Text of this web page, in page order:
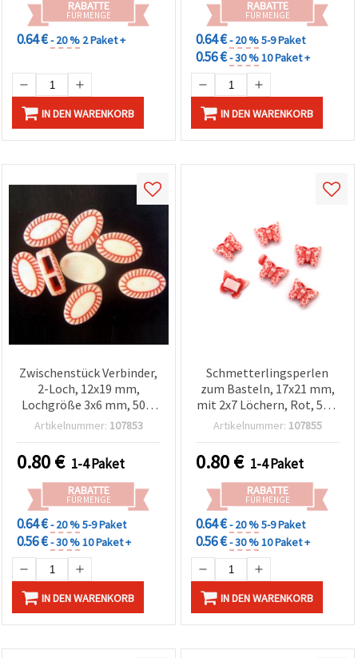
RABATTE
FÜR MENGE
0.64 €- 20 % 2 Paket +
IN DEN WARENKORB
RABATTE
FÜR MENGE
0.64 €- 20 %5-9 Paket
0.56 €- 30 %10 Paket +
IN DEN WARENKORB
Zwischenstück Verbinder,
2-Loch, 12x19 mm,
Lochgröße 3x6 mm, 50 g
(ca. 63 Stk.), Rot
Artikelnummer: 107853
0.80€ 1-4 Paket
RABATTE
FÜR MENGE
0.64 €- 20 %5-9 Paket
0.56 €- 30 %10 Paket +
IN DEN WARENKORB
Schmetterlingsperlen
zum Basteln, 17x21 mm,
mit 2x7 Löchern, Rot, 50 g
(~61 Stück)
Artikelnummer: 107855
0.80€ 1-4 Paket
RABATTE
FÜR MENGE
0.64 €- 20 %5-9 Paket
0.56 €- 30 %10 Paket +
IN DEN WARENKORB